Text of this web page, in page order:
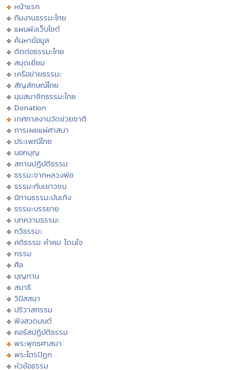
หน้าแรก
ทีมงานธรรมะไทย
แผนผังเว็บไซต์
ค้นหาข้อมูล
ติดต่อธรรมะไทย
สมุดเยี่ยม
เครือข่ายธรรมะ
สัญลักษณ์ไทย
มุมสมาชิกธรรมะไทย
Donation
เทศกาลงานวัดช่วยชาติ
การเผยแผ่ศาสนา
ประเพณีไทย
บอกบุญ
สถานปฏิบัติธรรม
ธรรมะจากหลวงพ่อ
ธรรมะกับเยาวชน
นิทานธรรมะบันเทิง
ธรรมะบรรยาย
บทความธรรมะ
กวีธรรมะ
คติธรรม คำคม โดนใจ
กรรม
ศีล
บุญทาน
สมาธิ
วิปัสสนา
ปริวาสกรรม
ฟังสวดมนต์
คอร์สปฏิบัติธรรม
พระพุทธศาสนา
พระไตรปิฏก
หัวข้อธรรม